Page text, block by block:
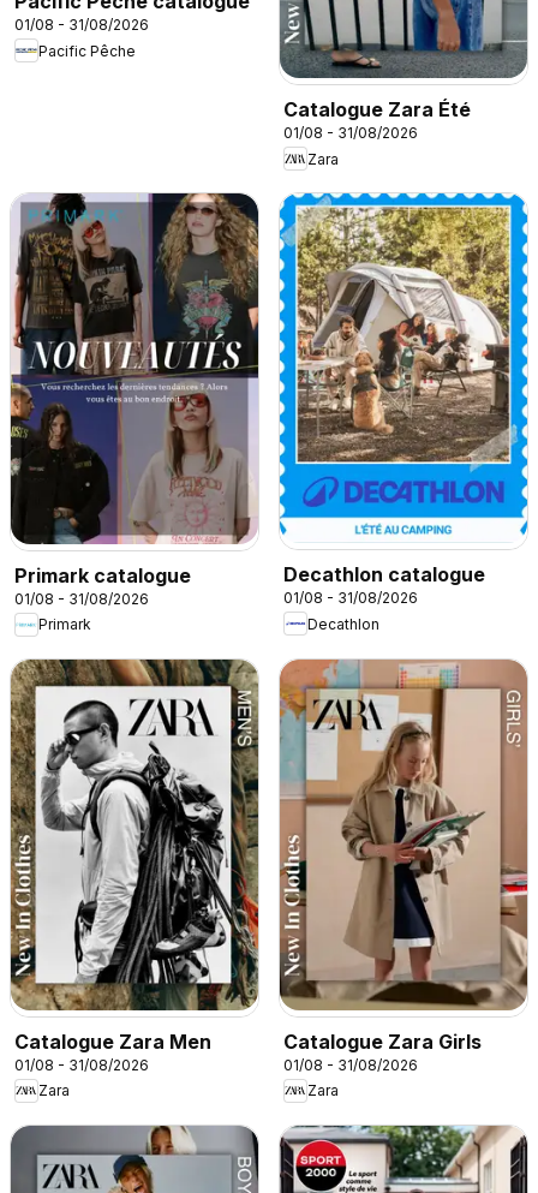
01/08 - 31/08/2026
Pacific Pêche
Catalogue Zara Été
01/08 - 31/08/2026
Zara
Primark catalogue
01/08 - 31/08/2026
Primark
Decathlon catalogue
01/08 - 31/08/2026
Decathlon
Catalogue Zara Men
01/08 - 31/08/2026
Zara
Catalogue Zara Girls
01/08 - 31/08/2026
Zara